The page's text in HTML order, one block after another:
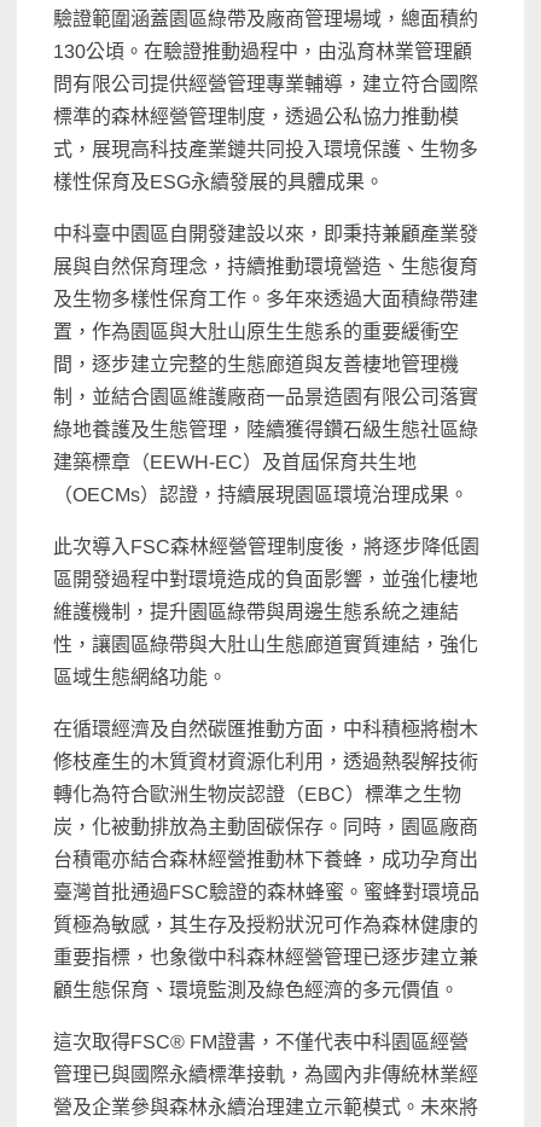
驗證範圍涵蓋園區綠帶及廠商管理場域，總面積約
130公頃。在驗證推動過程中，由泓育林業管理顧
問有限公司提供經營管理專業輔導，建立符合國際
標準的森林經營管理制度，透過公私協力推動模
式，展現高科技產業鏈共同投入環境保護、生物多
樣性保育及ESG永續發展的具體成果。
中科臺中園區自開發建設以來，即秉持兼顧產業發
展與自然保育理念，持續推動環境營造、生態復育
及生物多樣性保育工作。多年來透過大面積綠帶建
置，作為園區與大肚山原生生態系的重要緩衝空
間，逐步建立完整的生態廊道與友善棲地管理機
制，並結合園區維護廠商一品景造園有限公司落實
綠地養護及生態管理，陸續獲得鑽石級生態社區綠
建築標章（EEWH-EC）及首屆保育共生地
（OECMs）認證，持續展現園區環境治理成果。
此次導入FSC森林經營管理制度後，將逐步降低園
區開發過程中對環境造成的負面影響，並強化棲地
維護機制，提升園區綠帶與周邊生態系統之連結
性，讓園區綠帶與大肚山生態廊道實質連結，強化
區域生態網絡功能。
在循環經濟及自然碳匯推動方面，中科積極將樹木
修枝產生的木質資材資源化利用，透過熱裂解技術
轉化為符合歐洲生物炭認證（EBC）標準之生物
炭，化被動排放為主動固碳保存。同時，園區廠商
台積電亦結合森林經營推動林下養蜂，成功孕育出
臺灣首批通過FSC驗證的森林蜂蜜。蜜蜂對環境品
質極為敏感，其生存及授粉狀況可作為森林健康的
重要指標，也象徵中科森林經營管理已逐步建立兼
顧生態保育、環境監測及綠色經濟的多元價值。
這次取得FSC® FM證書，不僅代表中科園區經營
管理已與國際永續標準接軌，為國內非傳統林業經
營及企業參與森林永續治理建立示範模式。未來將